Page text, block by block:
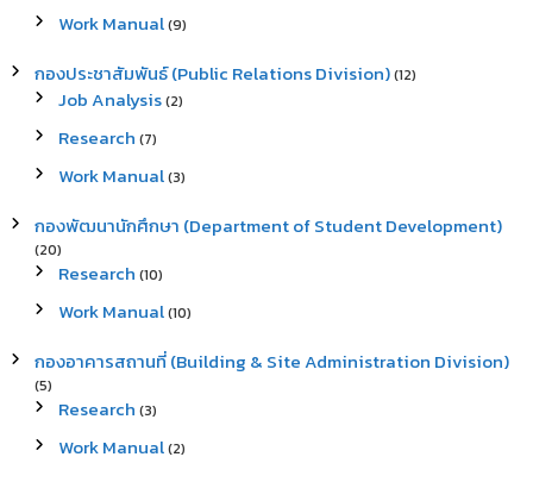
Work Manual(9)
กองประชาสัมพันธ์ (Public Relations Division)(12)
Job Analysis(2)
Research (7)
Work Manual(3)
กองพัฒนานักศึกษา (Department of Student Development)
(20)
Research (10)
Work Manual(10)
กองอาคารสถานที่ (Building & Site Administration Division)
(5)
Research (3)
Work Manual(2)